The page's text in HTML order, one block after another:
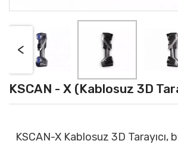
<
KSCAN - X (Kablosuz 3D
KSCAN-X Kablosuz 3D Tarayıcı,